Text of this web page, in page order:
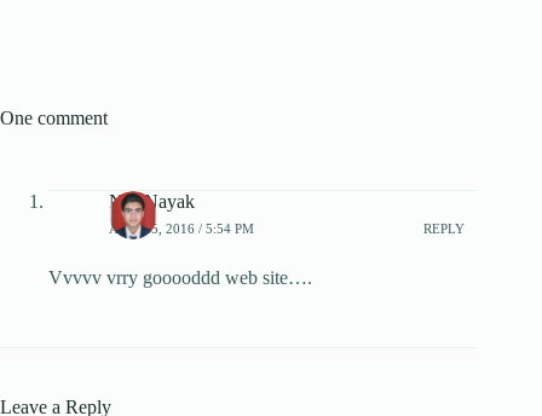
One comment
N.S.Nayak
APRIL 5, 2016 / 5:54 PM REPLY
Vvvvv vrry gooooddd web site….
Leave a Reply